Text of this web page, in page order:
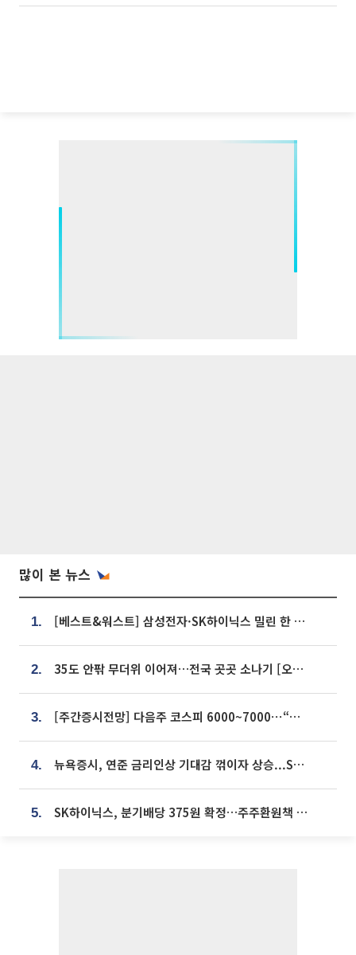
많이 본 뉴스
1. [베스트&워스트] 삼성전자·SK하이닉스 밀린 한 주…상상인증권은 85% 급등
2. 35도 안팎 무더위 이어져…전국 곳곳 소나기 [오늘 날씨]
3. [주간증시전망] 다음주 코스피 6000~7000⋯“外人 수급은 정책이 변수”
4. 뉴욕증시, 연준 금리인상 기대감 꺾이자 상승...S&P500 사상 최고치 [종합]
5. SK하이닉스, 분기배당 375원 확정…주주환원책 9월로 앞당겨 발표